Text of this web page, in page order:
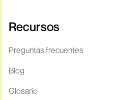
Recursos
Preguntas frecuentes
Blog
Glosario